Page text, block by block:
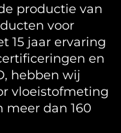
productie van
voor
15 jaar ervaring
en
hebben wij
vloeistofmeting
meer dan 160